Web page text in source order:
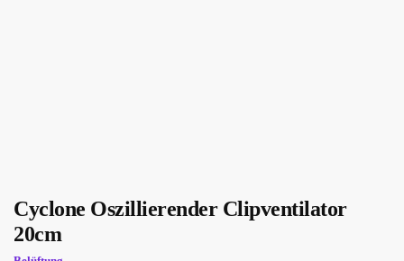
Cyclone Oszillierender Clipventilator
20cm